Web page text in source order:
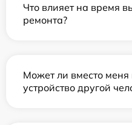
Что влияет на время
ремонта?
Может ли вместо меня
устройство другой